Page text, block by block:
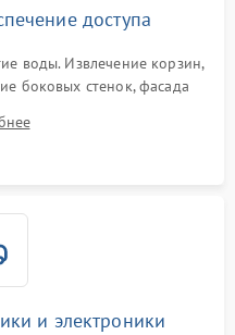
доступа
воды. Извлечение корзин,
боковых стенок, фасада
и сливной помпе.
и электроники